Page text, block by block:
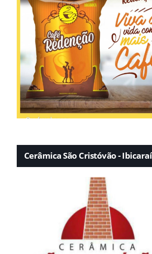
Cerâmica São Cristóvão - Ibicaraí